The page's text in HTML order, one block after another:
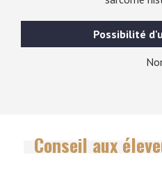
Possibilité
Conseil aux